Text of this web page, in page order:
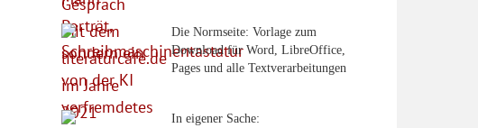
Die Normseite: Vorlage zum
Download für Word, LibreOffice,
Pages und alle Textverarbeitungen
In eigener Sache: